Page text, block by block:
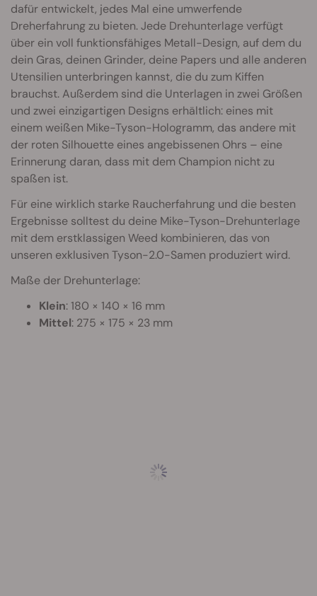
dafür entwickelt, jedes Mal eine umwerfende
Dreherfahrung zu bieten. Jede Drehunterlage verfügt
über ein voll funktionsfähiges Metall-Design, auf dem du
dein Gras, deinen Grinder, deine Papers und alle anderen
Utensilien unterbringen kannst, die du zum Kiffen
brauchst. Außerdem sind die Unterlagen in zwei Größen
und zwei einzigartigen Designs erhältlich: eines mit
einem weißen Mike-Tyson-Hologramm, das andere mit
der roten Silhouette eines angebissenen Ohrs – eine
Erinnerung daran, dass mit dem Champion nicht zu
spaßen ist.
Für eine wirklich starke Raucherfahrung und die besten
Ergebnisse solltest du deine Mike-Tyson-Drehunterlage
mit dem erstklassigen Weed kombinieren, das von
unseren exklusiven Tyson-2.0-Samen produziert wird.
Maße der Drehunterlage:
Klein: 180 × 140 × 16 mm
Mittel: 275 × 175 × 23 mm